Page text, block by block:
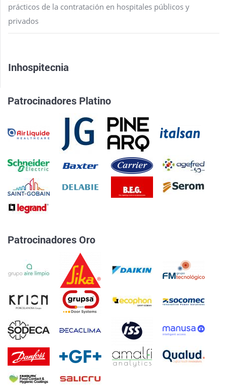
prácticos de la contratación en hospitales públicos y
privados
Inhospitecnia
Patrocinadores Platino
Patrocinadores Oro